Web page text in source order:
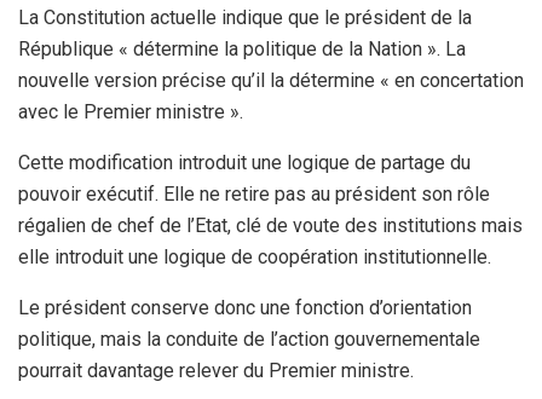
La Constitution actuelle indique que le président de la
République « détermine la politique de la Nation ». La
nouvelle version précise qu’il la détermine « en concertation
avec le Premier ministre ».
Cette modification introduit une logique de partage du
pouvoir exécutif. Elle ne retire pas au président son rôle
régalien de chef de l’Etat, clé de voute des institutions mais
elle introduit une logique de coopération institutionnelle.
Le président conserve donc une fonction d’orientation
politique, mais la conduite de l’action gouvernementale
pourrait davantage relever du Premier ministre.